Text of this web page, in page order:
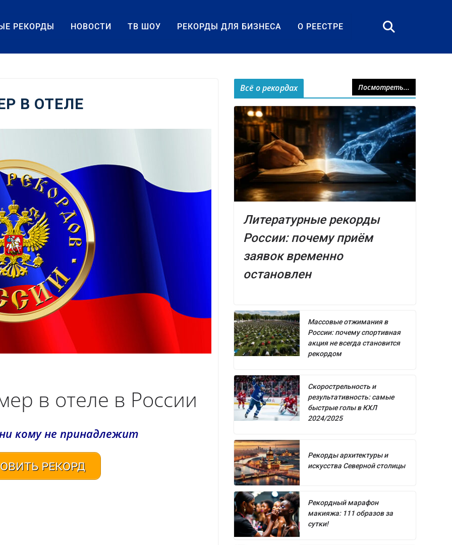
РЕКОРДЫ НОВОСТИ ТВ ШОУ РЕКОРДЫ ДЛЯ БИЗНЕСА О РЕЕСТРЕ
В ОТЕЛЕ
в отеле в России
кому не принадлежит
РЕКОРД
Всё о рекордах Посмотреть...
Литературные рекорды
России: почему приём
заявок временно
остановлен
Массовые отжимания в
России: почему спортивная
акция не всегда становится
рекордом
Скорострельность и
результативность: самые
быстрые голы в КХЛ
2024/2025
Рекорды архитектуры и
искусства Северной столицы
Рекордный марафон
макияжа: 111 образов за
сутки!